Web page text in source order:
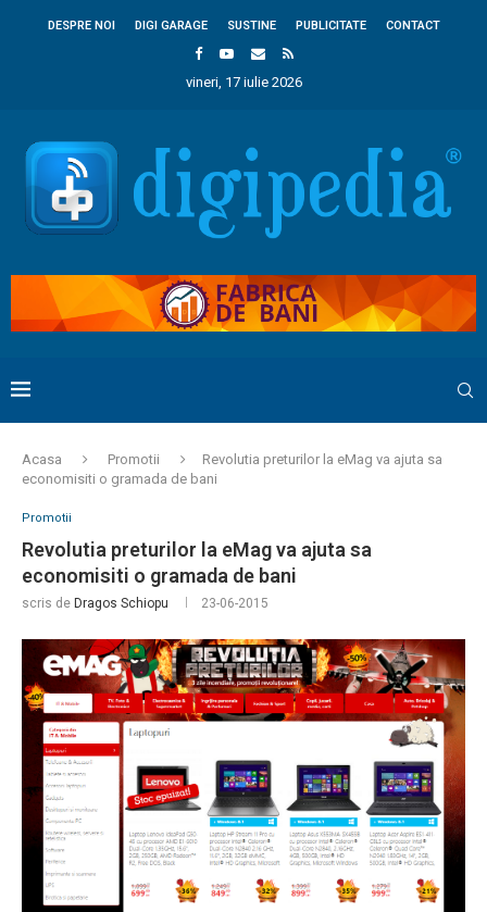
DESPRE NOI DIGI GARAGE SUSTINE PUBLICITATE CONTACT
vineri, 17 iulie 2026
Acasa Promotii
Revolutia preturilor la eMag va ajuta sa
economisiti o gramada de bani
Promotii
Revolutia preturilor la eMag va ajuta sa
economisiti o gramada de bani
scris de Dragos Schiopu 23-06-2015